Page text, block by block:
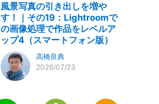
風景写真の引き出しを増や
す！｜その19：Lightroomで
の画像処理で作品をレベルア
ップ4（スマートフォン版）
高橋良典
2026/07/23